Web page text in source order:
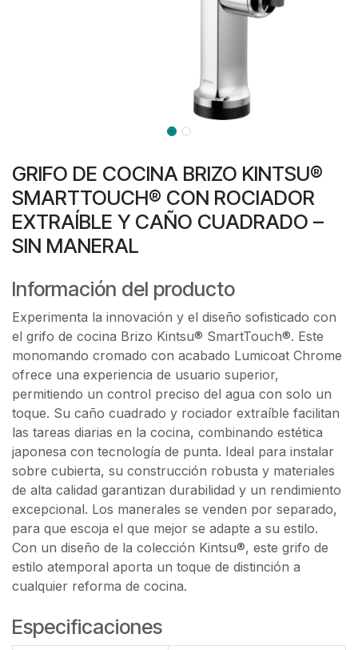
GRIFO DE COCINA BRIZO KINTSU®
SMARTTOUCH® CON ROCIADOR
EXTRAÍBLE Y CAÑO CUADRADO –
SIN MANERAL
Información del producto
Experimenta la innovación y el diseño sofisticado con
el grifo de cocina Brizo Kintsu® SmartTouch®. Este
monomando cromado con acabado Lumicoat Chrome
ofrece una experiencia de usuario superior,
permitiendo un control preciso del agua con solo un
toque. Su caño cuadrado y rociador extraíble facilitan
las tareas diarias en la cocina, combinando estética
japonesa con tecnología de punta. Ideal para instalar
sobre cubierta, su construcción robusta y materiales
de alta calidad garantizan durabilidad y un rendimiento
excepcional. Los manerales se venden por separado,
para que escoja el que mejor se adapte a su estilo.
Con un diseño de la colección Kintsu®, este grifo de
estilo atemporal aporta un toque de distinción a
cualquier reforma de cocina.
Especificaciones